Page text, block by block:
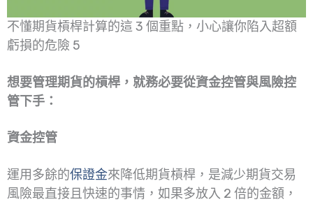
不懂期貨槓桿計算的這 3 個重點，小心讓你陷入超額
虧損的危險 5
想要管理期貨的槓桿，就務必要從資金控管與風險控
管下手：
資金控管
運用多餘的保證金來降低期貨槓桿，是減少期貨交易
風險最直接且快速的事情，如果多放入 2 倍的金額，